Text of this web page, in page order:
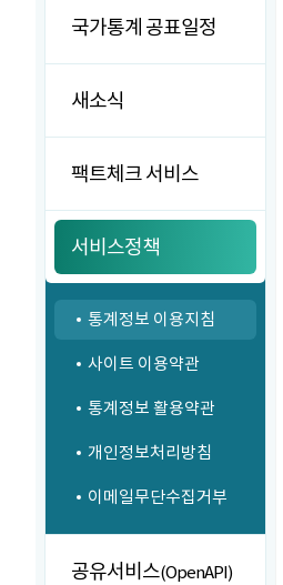
국가통계 공표일정
새소식
팩트체크 서비스
서비스정책
통계정보 이용지침
사이트 이용약관
통계정보 활용약관
개인정보처리방침
이메일무단수집거부
공유서비스(OpenAPI)